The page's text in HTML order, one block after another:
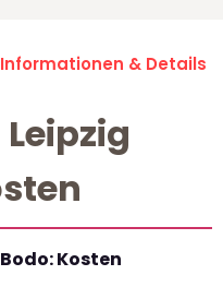
& Details
Kosten